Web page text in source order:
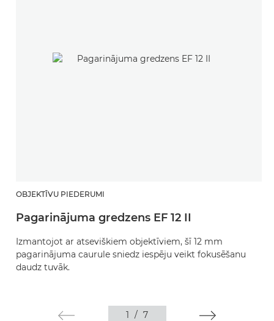
OBJEKTĪVU PIEDERUMI
Pagarinājuma gredzens EF 12 II
Izmantojot ar atseviškiem objektīviem, šī 12 mm
pagarinājuma caurule sniedz iespēju veikt fokusēšanu
daudz tuvāk.
1 / 7